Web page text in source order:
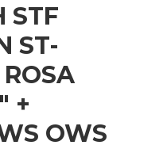
STF
ST-
+
OWS